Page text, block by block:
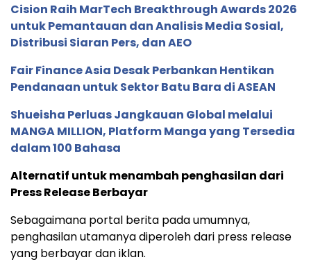
Cision Raih MarTech Breakthrough Awards 2026
untuk Pemantauan dan Analisis Media Sosial,
Distribusi Siaran Pers, dan AEO
Fair Finance Asia Desak Perbankan Hentikan
Pendanaan untuk Sektor Batu Bara di ASEAN
Shueisha Perluas Jangkauan Global melalui
MANGA MILLION, Platform Manga yang Tersedia
dalam 100 Bahasa
Alternatif untuk menambah penghasilan dari
Press Release Berbayar
Sebagaimana portal berita pada umumnya,
penghasilan utamanya diperoleh dari press release
yang berbayar dan iklan.